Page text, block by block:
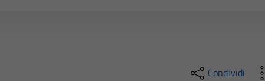
Condividi